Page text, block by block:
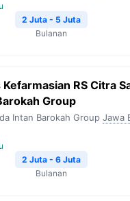
2 Juta - 5 Juta
Bulanan
RS Citra
Group
Intan Barokah Group Jawa
2 Juta - 6 Juta
Bulanan